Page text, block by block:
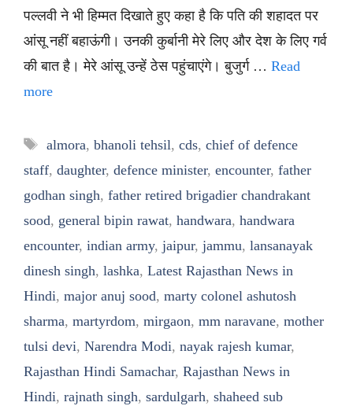
पल्लवी ने भी हिम्मत दिखाते हुए कहा है कि पति की शहादत पर
आंसू नहीं बहाऊंगी। उनकी कुर्बानी मेरे लिए और देश के लिए गर्व
की बात है। मेरे आंसू उन्हें ठेस पहुंचाएंगे। बुजुर्ग … Read
more
Tags
almora, bhanoli tehsil, cds, chief of defence
staff, daughter, defence minister, encounter, father
godhan singh, father retired brigadier chandrakant
sood, general bipin rawat, handwara, handwara
encounter, indian army, jaipur, jammu, lansanayak
dinesh singh, lashka, Latest Rajasthan News in
Hindi, major anuj sood, marty colonel ashutosh
sharma, martyrdom, mirgaon, mm naravane, mother
tulsi devi, Narendra Modi, nayak rajesh kumar,
Rajasthan Hindi Samachar, Rajasthan News in
Hindi, rajnath singh, sardulgarh, shaheed sub